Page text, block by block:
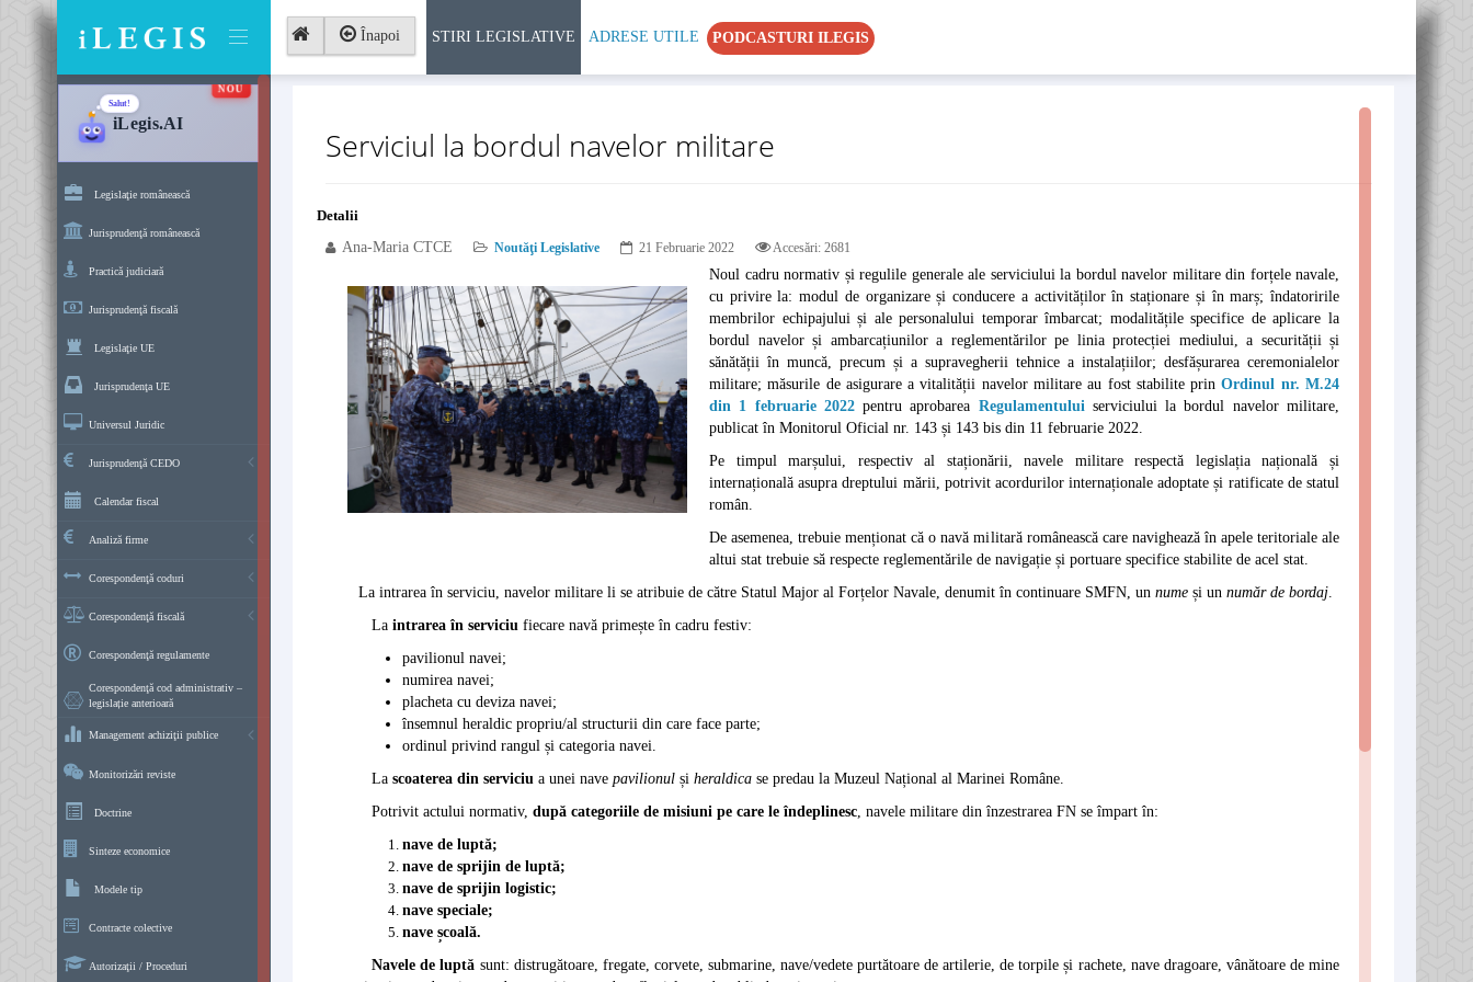
Înapoi STIRI LEGISLATIVE ADRESE UTILE PODCASTURI ILEGIS
NOU
Salut!
iLegis.AI
Legislaţie românească
Jurisprudenţă românească
Practică judiciară
Jurisprudenţă fiscală
Legislaţie UE
Jurisprudenţa UE
Universul Juridic
Jurisprudenţă CEDO
Calendar fiscal
Analiză firme
Corespondenţă coduri
Corespondenţă fiscală
Corespondenţă regulamente
Corespondenţă cod administrativ –
legislație anterioară
Management achiziţii publice
Monitorizări reviste
Doctrine
Sinteze economice
Modele tip
Contracte colective
Autorizaţii / Proceduri
Serviciul la bordul navelor militare
Detalii
Ana-Maria CTCE
Noutăţi Legislative 21 Februarie 2022 Accesări: 2681
Noul cadru normativ și regulile generale ale serviciului la bordul navelor militare din forțele navale,
cu privire la: modul de organizare și conducere a activităților în staționare și în marș; îndatoririle
membrilor echipajului și ale personalului temporar îmbarcat; modalitățile specifice de aplicare la
bordul navelor și ambarcațiunilor a reglementărilor pe linia protecției mediului, a securității și
sănătății în muncă, precum și a supravegherii tehnice a instalațiilor; desfășurarea ceremonialelor
militare; măsurile de asigurare a vitalității navelor militare au fost stabilite prinOrdinul nr. M.24
din 1 februarie 2022pentru aprobarea Regulamentuluiserviciului la bordul navelor militare,
publicat în Monitorul Oficial nr. 143 și 143 bis din 11 februarie 2022.
Pe timpul marșului, respectiv al staționării, navele militare respectă legislația națională și
internațională asupra dreptului mării, potrivit acordurilor internaționale adoptate și ratificate de statul
român.
De asemenea, trebuie menționat că o navă militară românească care navighează în apele teritoriale ale
altui stat trebuie să respecte reglementările de navigație și portuare specifice stabilite de acel stat.
La intrarea în serviciu, navelor militare li se atribuie de către Statul Major al Forțelor Navale, denumit în continuare SMFN, un nume și un număr de bordaj.
La intrarea în serviciu fiecare navă primește în cadru festiv:
pavilionul navei;
numirea navei;
placheta cu deviza navei;
însemnul heraldic propriu/al structurii din care face parte;
ordinul privind rangul și categoria navei.
La scoaterea din serviciu a unei nave pavilionul și heraldica se predau la Muzeul Național al Marinei Române.
Potrivit actului normativ, după categoriile de misiuni pe care le îndeplinesc, navele militare din înzestrarea FN se împart în:
nave de luptă;
nave de sprijin de luptă;
nave de sprijin logistic;
nave speciale;
nave școală.
Navele de luptă sunt: distrugătoare, fregate, corvete, submarine, nave/vedete purtătoare de artilerie, de torpile și rachete, nave dragoare, vânătoare de mine